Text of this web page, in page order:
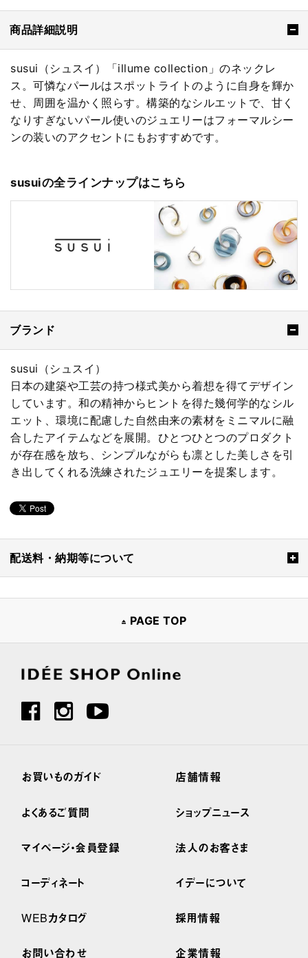
商品詳細説明
susui（シュスイ）「illume collection」のネックレ
ス。可憐なパールはスポットライトのように自身を輝か
せ、周囲を温かく照らす。構築的なシルエットで、甘く
なりすぎないパール使いのジュエリーはフォーマルシー
ンの装いのアクセントにもおすすめです。
susuiの全ラインナップはこちら
ブランド
susui（シュスイ）
日本の建築や工芸の持つ様式美から着想を得てデザイン
しています。和の精神からヒントを得た幾何学的なシル
エット、環境に配慮した自然由来の素材をミニマルに融
合したアイテムなどを展開。ひとつひとつのプロダクト
が存在感を放ち、シンプルながらも凛とした美しさを引
き出してくれる洗練されたジュエリーを提案します。
配送料・納期等について
PAGE TOP
お買いものガイド
よくあるご質問
マイページ・会員登録
コーディネート
WEBカタログ
お問い合わせ
店舗情報
ショップニュース
法人のお客さま
イデーについて
採用情報
企業情報